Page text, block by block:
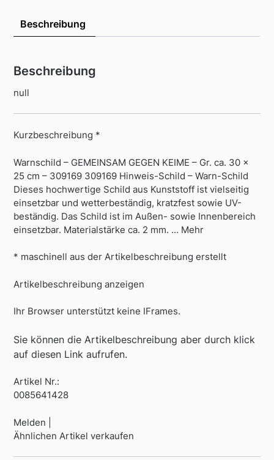
Beschreibung
Beschreibung
null
Kurzbeschreibung *
Warnschild – GEMEINSAM GEGEN KEIME – Gr. ca. 30 x
25 cm – 309169 309169 Hinweis-Schild – Warn-Schild
Dieses hochwertige Schild aus Kunststoff ist vielseitig
einsetzbar und wetterbeständig, kratzfest sowie UV-
beständig. Das Schild ist im Außen- sowie Innenbereich
einsetzbar. Materialstärke ca. 2 mm. … Mehr
* maschinell aus der Artikelbeschreibung erstellt
Artikelbeschreibung anzeigen
Ihr Browser unterstützt keine IFrames.
Sie können die Artikelbeschreibung aber durch klick
auf diesen Link aufrufen.
Artikel Nr.:
0085641428
Melden |
Ähnlichen Artikel verkaufen